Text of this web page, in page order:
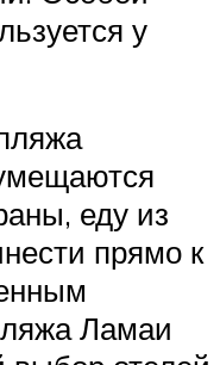
у
еду из
прямо к
Ламаи